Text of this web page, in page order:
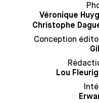
Véronique
Christophe
Conception
Lou